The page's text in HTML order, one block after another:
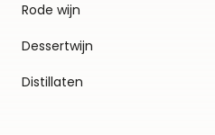
Rode wijn
Dessertwijn
Distillaten